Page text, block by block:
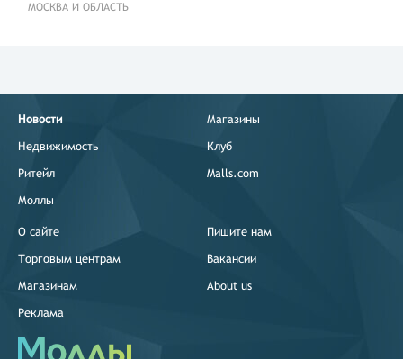
МОСКВА И ОБЛАСТЬ
Новости
Недвижимость
Ритейл
Моллы
Магазины
Клуб
Malls.com
О сайте
Торговым центрам
Магазинам
Реклама
Пишите нам
Вакансии
About us